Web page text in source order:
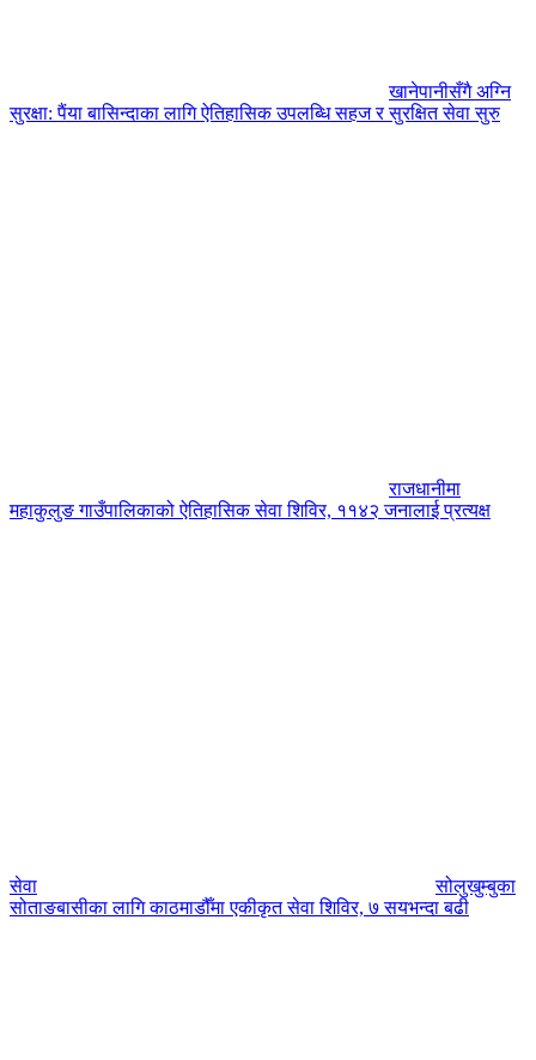
खानेपानीसँगै अग्नि
सुरक्षा: पैंया बासिन्दाका लागि ऐतिहासिक उपलब्धि सहज र सुरक्षित सेवा सुरु
राजधानीमा
महाकुलुङ गाउँपालिकाको ऐतिहासिक सेवा शिविर, ११४२ जनालाई प्रत्यक्ष
सेवा
सोलुखुम्बुका
सोताङबासीका लागि काठमाडौँमा एकीकृत सेवा शिविर, ७ सयभन्दा बढी